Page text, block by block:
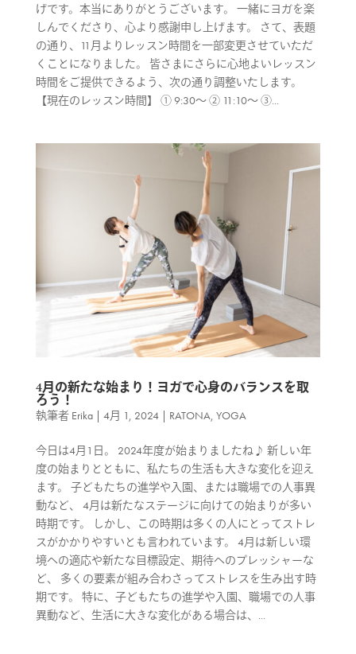
げです。本当にありがとうございます。 一緒にヨガを楽
しんでくださり、心より感謝申し上げます。 さて、表題
の通り、11月よりレッスン時間を一部変更させていただ
くことになりました。 皆さまにさらに心地よいレッスン
時間をご提供できるよう、次の通り調整いたします。
【現在のレッスン時間】 ① 9:30〜 ② 11:10〜 ③...
4月の新たな始まり！ヨガで心身のバランスを取
ろう！
執筆者 Erika| 4月 1, 2024| RATONA, YOGA
今日は4月1日。 2024年度が始まりましたね♪ 新しい年
度の始まりとともに、私たちの生活も大きな変化を迎え
ます。 子どもたちの進学や入園、または職場での人事異
動など、 4月は新たなステージに向けての始まりが多い
時期です。 しかし、この時期は多くの人にとってストレ
スがかかりやすいとも言われています。 4月は新しい環
境への適応や新たな目標設定、期待へのプレッシャーな
ど、 多くの要素が組み合わさってストレスを生み出す時
期です。 特に、子どもたちの進学や入園、職場での人事
異動など、生活に大きな変化がある場合は、...